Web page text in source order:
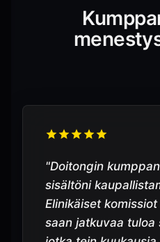
"Doitongin
sisältöni
Elinikäiset
saan jatkuvaa tuloa